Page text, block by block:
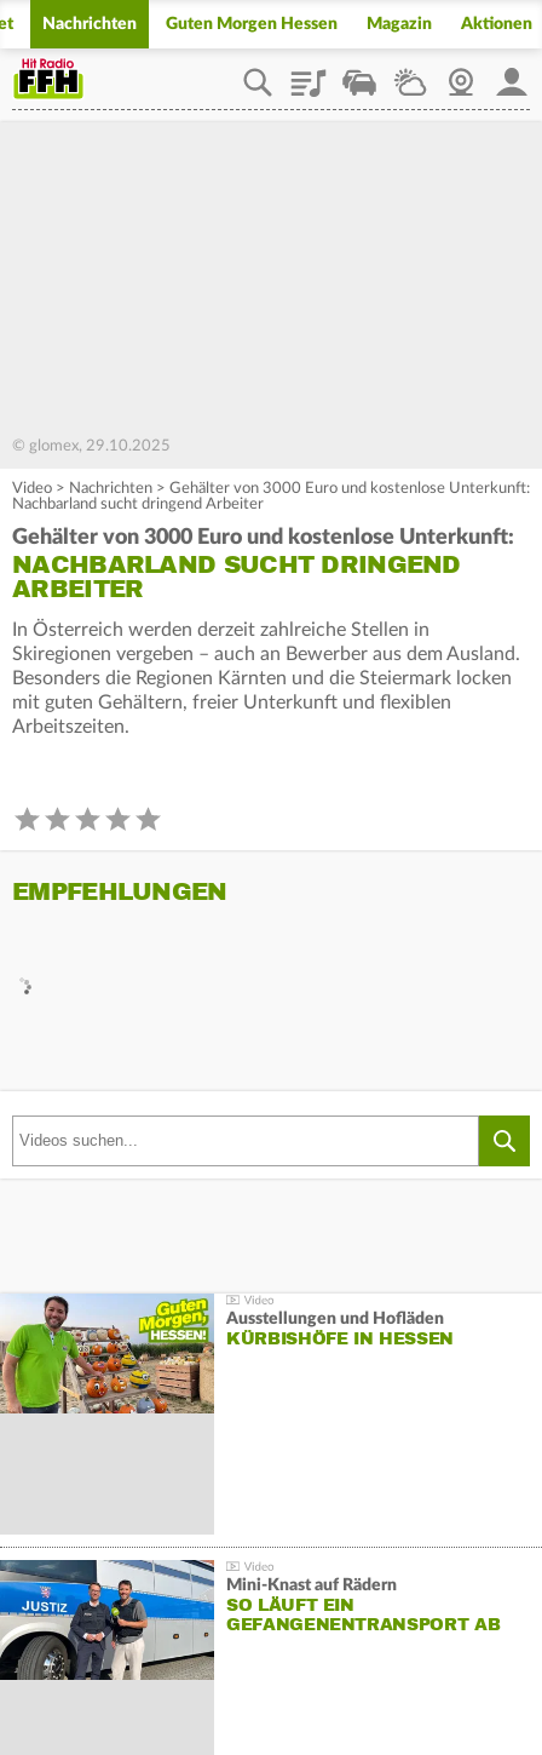
Nachrichten Guten Morgen Hessen Magazin Aktionen
PlaylistStaupilotWetterWebcam
© glomex, 29.10.2025
Video > Nachrichten > Gehälter von 3000 Euro und kostenlose Unterkunft:
Nachbarland sucht dringend Arbeiter
Gehälter von 3000 Euro und kostenlose Unterkunft:
NACHBARLAND SUCHT DRINGEND
ARBEITER
In Österreich werden derzeit zahlreiche Stellen in
Skiregionen vergeben – auch an Bewerber aus dem Ausland.
Besonders die Regionen Kärnten und die Steiermark locken
mit guten Gehältern, freier Unterkunft und flexiblen
Arbeitszeiten.
EMPFEHLUNGEN
Ausstellungen und Hofläden
KÜRBISHÖFE IN HESSEN
Mini-Knast auf Rädern
SO LÄUFT EIN
GEFANGENENTRANSPORT AB